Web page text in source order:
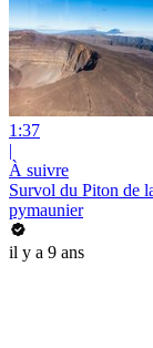
1:37
|
À suivre
Survol du Piton de
pymaunier
il y a 9 ans